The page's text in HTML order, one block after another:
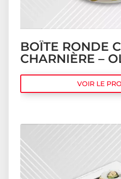
BOÎTE RONDE
CHARNIÈRE –
VOIR LE